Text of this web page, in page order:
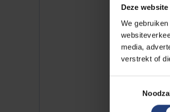
Deze
We
media,
verstrekt of